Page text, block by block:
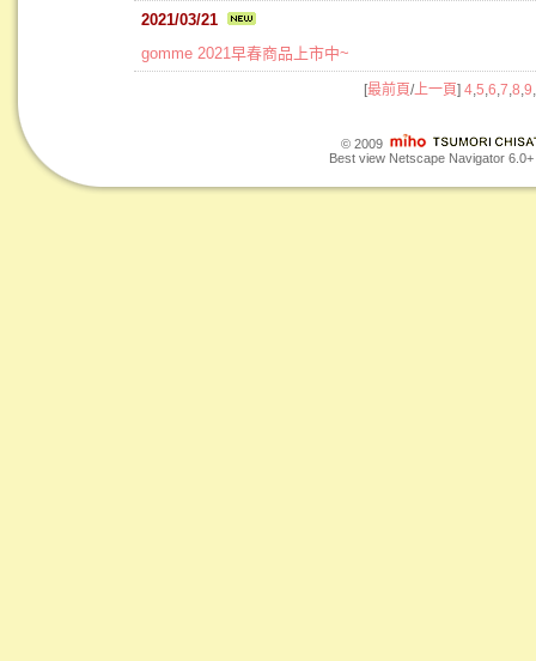
2021/03/21
gomme 2021早春商品上市中~
[最前頁/上一頁] 4, 5 6 7 8 9
© 2009
Best view Netscape Navigator